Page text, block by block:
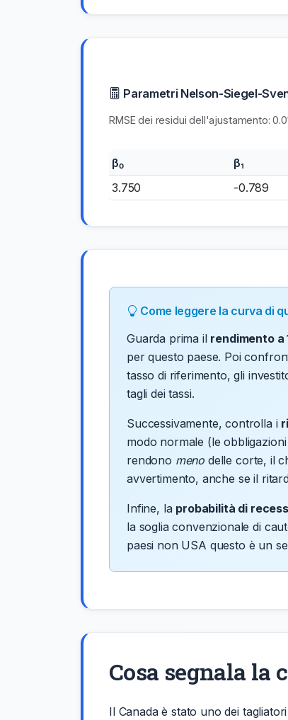
Parametri Nelson-Siegel-
RMSE dei residui dell'ajustamento:
β₀ β₁
3.750
-0.789
Come leggere la curva di
Guarda prima il rendimento a
per questo paese. Poi
tasso di riferimento, gli
tagli dei tassi.
Successivamente, controlla i
modo normale (le
rendono meno delle corte, il
avvertimento, anche se il
Infine, la probabilità di
la soglia convenzionale di
paesi non USA questo è un
Cosa segnala la
Il Canada è stato uno dei